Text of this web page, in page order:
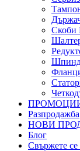
Скоби
Разпродажба
НОВИ
Блог
Свържете се